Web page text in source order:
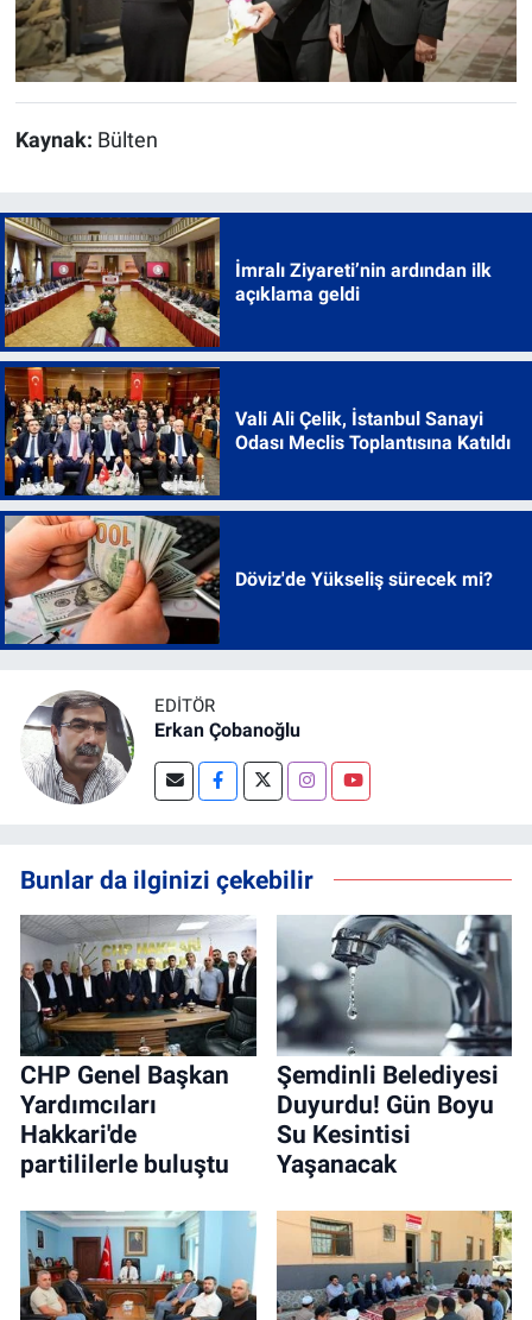
Kaynak: Bülten
İmralı Ziyareti’nin ardından ilk
açıklama geldi
Vali Ali Çelik, İstanbul Sanayi
Odası Meclis Toplantısına Katıldı
Döviz'de Yükseliş sürecek mi?
EDITÖR
Erkan Çobanoğlu
Bunlar da ilginizi çekebilir
CHP Genel Başkan
Yardımcıları
Hakkari'de
partililerle buluştu
Şemdinli Belediyesi
Duyurdu! Gün Boyu
Su Kesintisi
Yaşanacak